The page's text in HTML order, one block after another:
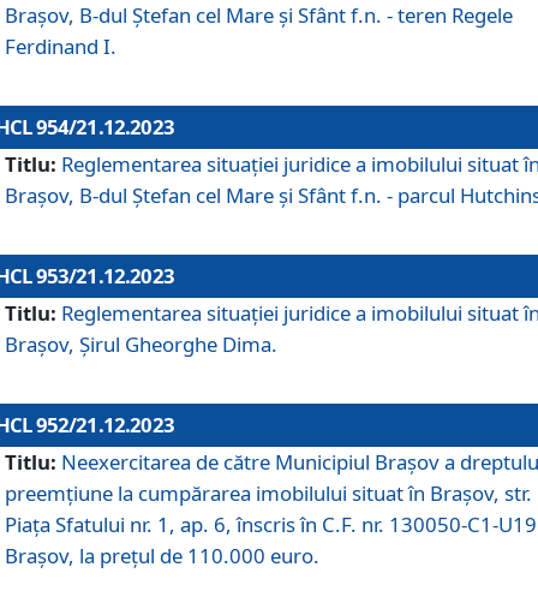
Brașov, B-dul Ștefan cel Mare și Sfânt f.n. - teren Regele
Ferdinand I.
954/21.12.2023
Titlu: Reglementarea situației juridice a imobilului situat
Brașov, B-dul Ștefan cel Mare și Sfânt f.n. - parcul
953/21.12.2023
Titlu: Reglementarea situației juridice a imobilului situat
Brașov, Șirul Gheorghe Dima.
952/21.12.2023
Titlu: Neexercitarea de către Municipiul Brașov a
preemțiune la cumpărarea imobilului situat în Brașov, str.
Piața Sfatului nr. 1, ap. 6, înscris în C.F. nr. 130050-C1-U19
Brașov, la prețul de 110.000 euro.